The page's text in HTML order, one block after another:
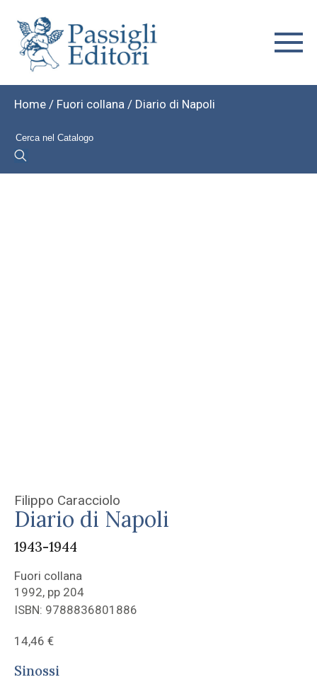
Home / Fuori collana / Diario di Napoli
Filippo Caracciolo
Diario di Napoli
1943-1944
Fuori collana
1992, pp 204
ISBN: 9788836801886
14,46 €
Sinossi